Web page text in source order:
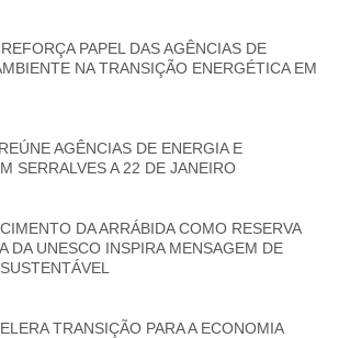
PAPEL DAS AGÊNCIAS DE
NA TRANSIÇÃO ENERGÉTICA EM
AGÊNCIAS DE ENERGIA E
SERRALVES A 22 DE JANEIRO
DA ARRÁBIDA COMO RESERVA
DA UNESCO INSPIRA MENSAGEM DE
TRANSIÇÃO PARA A ECONOMIA